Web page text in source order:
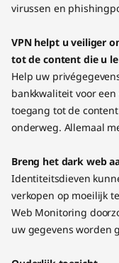
virussen en
VPN helpt u veiliger
tot de content die u
Help uw
bankkwaliteit voor
toegang tot de
onderweg. Allemaal
Breng het dark web
Identiteitsdieven
verkopen op moeilijk
Web Monitoring
uw gegevens worden